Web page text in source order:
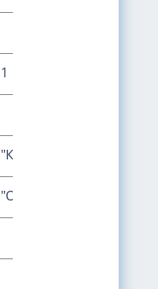
1
"Крым"
"Одограф"